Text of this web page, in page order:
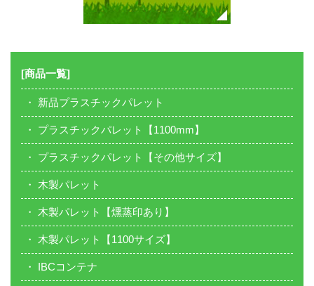
[商品一覧]
新品プラスチックパレット
プラスチックパレット【1100mm】
プラスチックパレット【その他サイズ】
木製パレット
木製パレット【燻蒸印あり】
木製パレット【1100サイズ】
IBCコンテナ